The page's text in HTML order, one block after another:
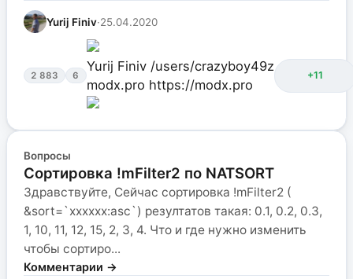
Yurij Finiv·25.04.2020
2 883 6
Yurij Finiv /users/crazyboy49z
modx.pro https://modx.pro
+11
Вопросы
Сортировка !mFilter2 по NATSORT
Здравствуйте, Сейчас сортировка !mFilter2 (
&sort=`xxxxxx:asc`) резултатов такая: 0.1, 0.2, 0.3,
1, 10, 11, 12, 15, 2, 3, 4. Что и где нужно изменить
чтобы сортиро...
Комментарии →